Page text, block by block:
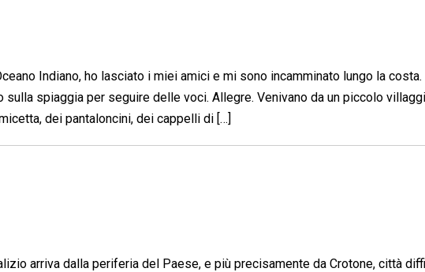
0
Indiano, ho lasciato i miei amici e mi sono incamminato lungo la costa.
spiaggia per seguire delle voci. Allegre. Venivano da un piccolo
dei pantaloncini, dei cappelli di […]
arriva dalla periferia del Paese, e più precisamente da Crotone, città